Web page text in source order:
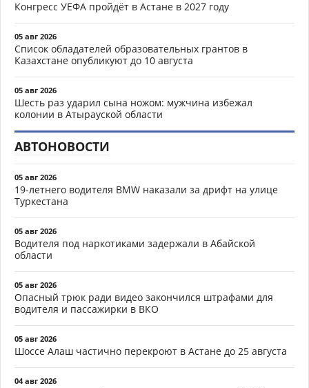
Конгресс УЕФА пройдёт в Астане в 2027 году
05 авг 2026
Список обладателей образовательных грантов в
Казахстане опубликуют до 10 августа
05 авг 2026
Шесть раз ударил сына ножом: мужчина избежал
колонии в Атырауской области
АВТОНОВОСТИ
05 авг 2026
19-летнего водителя BMW наказали за дрифт на улице
Туркестана
05 авг 2026
Водителя под наркотиками задержали в Абайской
области
05 авг 2026
Опасный трюк ради видео закончился штрафами для
водителя и пассажирки в ВКО
05 авг 2026
Шоссе Алаш частично перекроют в Астане до 25 августа
04 авг 2026